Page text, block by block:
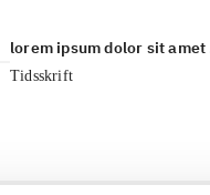
lorem ipsum dolor sit amet
Tidsskrift